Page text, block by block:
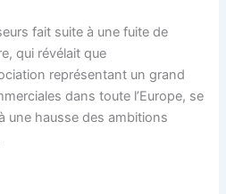
fait suite à une fuite de
qui révélait que
représentant un grand
dans toute l’Europe, se
une hausse des ambitions